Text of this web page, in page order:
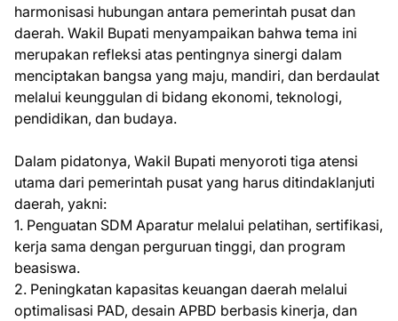
harmonisasi hubungan antara pemerintah pusat dan
daerah. Wakil Bupati menyampaikan bahwa tema ini
merupakan refleksi atas pentingnya sinergi dalam
menciptakan bangsa yang maju, mandiri, dan berdaulat
melalui keunggulan di bidang ekonomi, teknologi,
pendidikan, dan budaya.
Dalam pidatonya, Wakil Bupati menyoroti tiga atensi
utama dari pemerintah pusat yang harus ditindaklanjuti
daerah, yakni:
1. Penguatan SDM Aparatur melalui pelatihan, sertifikasi,
kerja sama dengan perguruan tinggi, dan program
beasiswa.
2. Peningkatan kapasitas keuangan daerah melalui
optimalisasi PAD, desain APBD berbasis kinerja, dan